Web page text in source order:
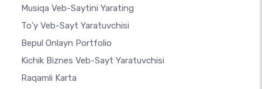
Musiqa Veb-Saytini Yarating
To'y Veb-Sayt Yaratuvchisi
Bepul Onlayn Portfolio
Kichik Biznes Veb-Sayt Yaratuvchisi
Raqamli Karta